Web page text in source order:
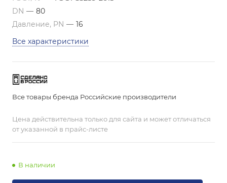
DN — 80
Давление, PN — 16
Все характеристики
Все товары бренда Российские производители
Цена действительна только для сайта и может отличаться
от указанной в прайс-листе
В наличии